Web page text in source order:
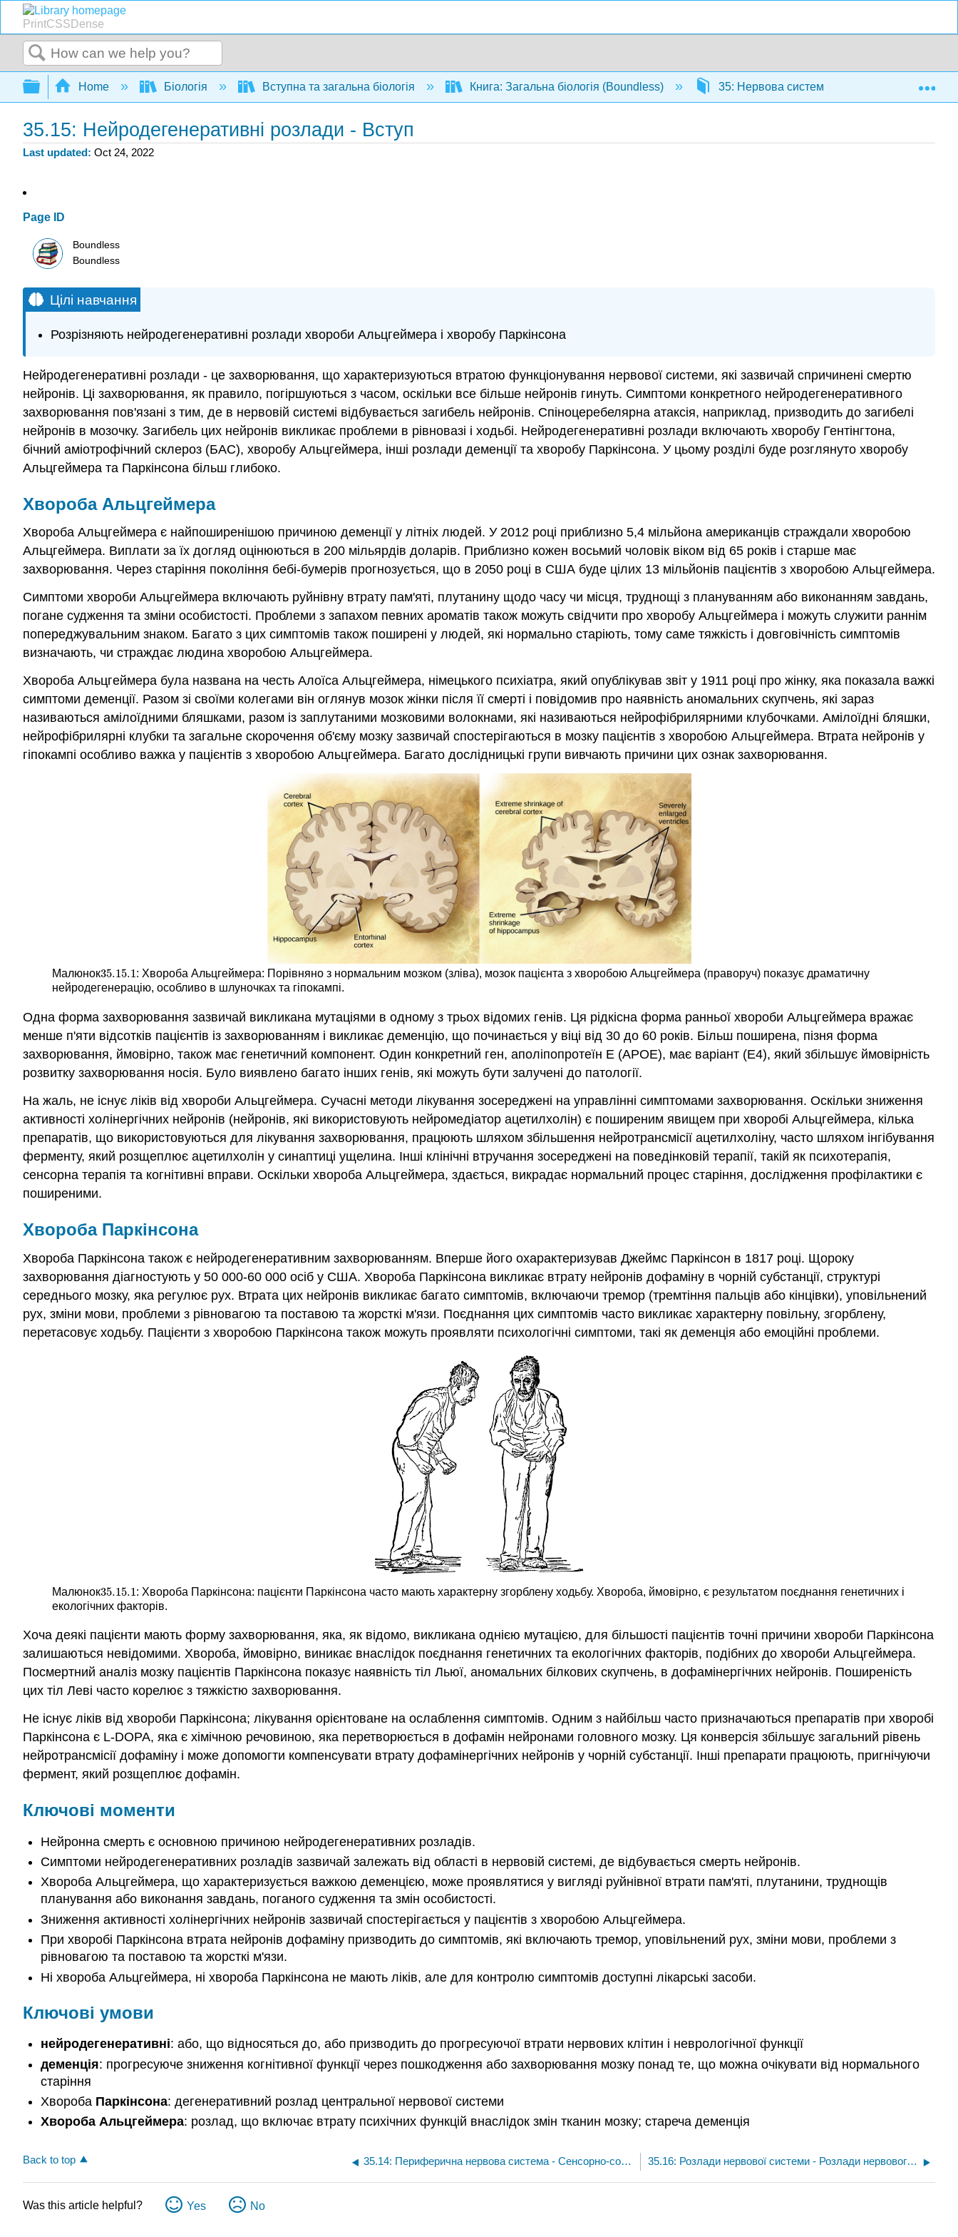
PrintCSSDense
Search
Expand/collapse global hierarchy
Home Біологія Вступна та загальна біологія Книга: Загальна біологія (Boundless) 35: Нервова система 35.15:
35.15: Нейродегенеративні розлади - Вступ
Last updated Oct 24, 2022
Page ID
Boundless
Boundless
Цілі навчання
Розрізняють нейродегенеративні розлади хвороби Альцгеймера і хворобу Паркінсона
Нейродегенеративні розлади - це захворювання, що характеризуються втратою функціонування нервової системи, які зазвичай спричинені смертю
нейронів. Ці захворювання, як правило, погіршуються з часом, оскільки все більше нейронів гинуть. Симптоми конкретного нейродегенеративного
захворювання пов'язані з тим, де в нервовій системі відбувається загибель нейронів. Спіноцеребелярна атаксія, наприклад, призводить до загибелі
нейронів в мозочку. Загибель цих нейронів викликає проблеми в рівновазі і ходьбі. Нейродегенеративні розлади включають хворобу Гентінгтона,
бічний аміотрофічний склероз (БАС), хворобу Альцгеймера, інші розлади деменції та хворобу Паркінсона. У цьому розділі буде розглянуто хворобу
Альцгеймера та Паркінсона більш глибоко.
Хвороба Альцгеймера
Хвороба Альцгеймера є найпоширенішою причиною деменції у літніх людей. У 2012 році приблизно 5,4 мільйона американців страждали хворобою
Альцгеймера. Виплати за їх догляд оцінюються в 200 мільярдів доларів. Приблизно кожен восьмий чоловік віком від 65 років і старше має
захворювання. Через старіння покоління бебі-бумерів прогнозується, що в 2050 році в США буде цілих 13 мільйонів пацієнтів з хворобою Альцгеймера.
Симптоми хвороби Альцгеймера включають руйнівну втрату пам'яті, плутанину щодо часу чи місця, труднощі з плануванням або виконанням завдань,
погане судження та зміни особистості. Проблеми з запахом певних ароматів також можуть свідчити про хворобу Альцгеймера і можуть служити раннім
попереджувальним знаком. Багато з цих симптомів також поширені у людей, які нормально старіють, тому саме тяжкість і довговічність симптомів
визначають, чи страждає людина хворобою Альцгеймера.
Хвороба Альцгеймера була названа на честь Алоїса Альцгеймера, німецького психіатра, який опублікував звіт у 1911 році про жінку, яка показала важкі
симптоми деменції. Разом зі своїми колегами він оглянув мозок жінки після її смерті і повідомив про наявність аномальних скупчень, які зараз
називаються амілоїдними бляшками, разом із заплутаними мозковими волокнами, які називаються нейрофібрилярними клубочками. Амілоїдні бляшки,
нейрофібрилярні клубки та загальне скорочення об'єму мозку зазвичай спостерігаються в мозку пацієнтів з хворобою Альцгеймера. Втрата нейронів у
гіпокампі особливо важка у пацієнтів з хворобою Альцгеймера. Багато дослідницькі групи вивчають причини цих ознак захворювання.
Малюнок35.15.1
35.15.1: Хвороба Альцгеймера: Порівняно з нормальним мозком (зліва), мозок пацієнта з хворобою Альцгеймера (праворуч) показує драматичну
нейродегенерацію, особливо в шлуночках та гіпокампі.
Одна форма захворювання зазвичай викликана мутаціями в одному з трьох відомих генів. Ця рідкісна форма ранньої хвороби Альцгеймера вражає
менше п'яти відсотків пацієнтів із захворюванням і викликає деменцію, що починається у віці від 30 до 60 років. Більш поширена, пізня форма
захворювання, ймовірно, також має генетичний компонент. Один конкретний ген, аполіпопротеїн Е (APOE), має варіант (Е4), який збільшує ймовірність
розвитку захворювання носія. Було виявлено багато інших генів, які можуть бути залучені до патології.
На жаль, не існує ліків від хвороби Альцгеймера. Сучасні методи лікування зосереджені на управлінні симптомами захворювання. Оскільки зниження
активності холінергічних нейронів (нейронів, які використовують нейромедіатор ацетилхолін) є поширеним явищем при хворобі Альцгеймера, кілька
препаратів, що використовуються для лікування захворювання, працюють шляхом збільшення нейротрансмісії ацетилхоліну, часто шляхом інгібування
ферменту, який розщеплює ацетилхолін у синаптиці ущелина. Інші клінічні втручання зосереджені на поведінковій терапії, такій як психотерапія,
сенсорна терапія та когнітивні вправи. Оскільки хвороба Альцгеймера, здається, викрадає нормальний процес старіння, дослідження профілактики є
поширеними.
Хвороба Паркінсона
Хвороба Паркінсона також є нейродегенеративним захворюванням. Вперше його охарактеризував Джеймс Паркінсон в 1817 році. Щороку
захворювання діагностують у 50 000-60 000 осіб у США. Хвороба Паркінсона викликає втрату нейронів дофаміну в чорній субстанції, структурі
середнього мозку, яка регулює рух. Втрата цих нейронів викликає багато симптомів, включаючи тремор (тремтіння пальців або кінцівки), уповільнений
рух, зміни мови, проблеми з рівновагою та поставою та жорсткі м'язи. Поєднання цих симптомів часто викликає характерну повільну, згорблену,
перетасовує ходьбу. Пацієнти з хворобою Паркінсона також можуть проявляти психологічні симптоми, такі як деменція або емоційні проблеми.
Малюнок35.15.1
35.15.1: Хвороба Паркінсона: пацієнти Паркінсона часто мають характерну згорблену ходьбу. Хвороба, ймовірно, є результатом поєднання генетичних і
екологічних факторів.
Хоча деякі пацієнти мають форму захворювання, яка, як відомо, викликана однією мутацією, для більшості пацієнтів точні причини хвороби Паркінсона
залишаються невідомими. Хвороба, ймовірно, виникає внаслідок поєднання генетичних та екологічних факторів, подібних до хвороби Альцгеймера.
Посмертний аналіз мозку пацієнтів Паркінсона показує наявність тіл Льюї, аномальних білкових скупчень, в дофамінергічних нейронів. Поширеність
цих тіл Леві часто корелює з тяжкістю захворювання.
Не існує ліків від хвороби Паркінсона; лікування орієнтоване на ослаблення симптомів. Одним з найбільш часто призначаються препаратів при хворобі
Паркінсона є L-DOPA, яка є хімічною речовиною, яка перетворюється в дофамін нейронами головного мозку. Ця конверсія збільшує загальний рівень
нейротрансмісії дофаміну і може допомогти компенсувати втрату дофамінергічних нейронів у чорній субстанції. Інші препарати працюють, пригнічуючи
фермент, який розщеплює дофамін.
Ключові моменти
Нейронна смерть є основною причиною нейродегенеративних розладів.
Симптоми нейродегенеративних розладів зазвичай залежать від області в нервовій системі, де відбувається смерть нейронів.
Хвороба Альцгеймера, що характеризується важкою деменцією, може проявлятися у вигляді руйнівної втрати пам'яті, плутанини, труднощів
планування або виконання завдань, поганого судження та змін особистості.
Зниження активності холінергічних нейронів зазвичай спостерігається у пацієнтів з хворобою Альцгеймера.
При хворобі Паркінсона втрата нейронів дофаміну призводить до симптомів, які включають тремор, уповільнений рух, зміни мови, проблеми з
рівновагою та поставою та жорсткі м'язи.
Ні хвороба Альцгеймера, ні хвороба Паркінсона не мають ліків, але для контролю симптомів доступні лікарські засоби.
Ключові умови
нейродегенеративні: або, що відносяться до, або призводить до прогресуючої втрати нервових клітин і неврологічної функції
деменція: прогресуюче зниження когнітивної функції через пошкодження або захворювання мозку понад те, що можна очікувати від нормального
старіння
Хвороба Паркінсона: дегенеративний розлад центральної нервової системи
Хвороба Альцгеймера: розлад, що включає втрату психічних функцій внаслідок змін тканин мозку; стареча деменція
Back to top 35.14: Периферична нервова система - Сенсорно-соматична нервова система 35.16: Розлади нервової системи - Розлади нервового розвитку - Аутизм та СДУГ
Was this article helpful? Yes No